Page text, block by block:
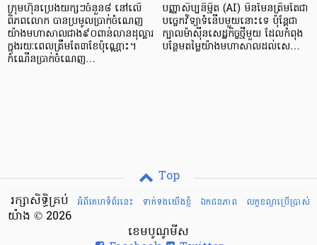
ក្រុមហ៊ុនប្រេងយក្សៗចំនួន៨ នៅលើ
ពិភពលោក បានប្រមូលប្រាក់ចំណេញ
យ៉ាងមហាសាលជាង៩០ពាន់លានដុល្លារ
ក្នុងរយៈពេលត្រឹមតែ៣ខែប៉ុណ្ណោះ។
កំណើនប្រាក់ចំណេញ…
បញ្ញាសិប្បនិម្មិត (AI) មិនមែនត្រឹមតែជា
បច្ចេកវិទ្យាទំនើបមួយនោះទេ ប៉ុន្តែជា
ក្បាលម៉ាស៊ីនសេដ្ឋកិច្ចថ្មីមួយ ដែលកំពុង
បន្ថែមតម្លៃយ៉ាងមហាសាលដល់សេ…
Top
អំពីគេហទំព័រនេះ
ទាក់ទងយើងខ្ញំ ឯកជនភាព លក្ខខណ្ឌ​ប្រើ​ប្រាស់
រក្សាសិទ្ធិគ្រប់
យ៉ាង © 2026
ខេមបូណូមីស